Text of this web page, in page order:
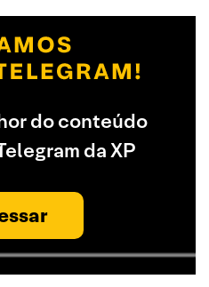
do conteúdo
da XP